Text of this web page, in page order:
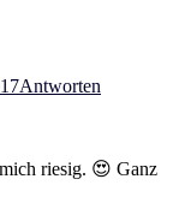
Antworten
riesig. 😍 Ganz